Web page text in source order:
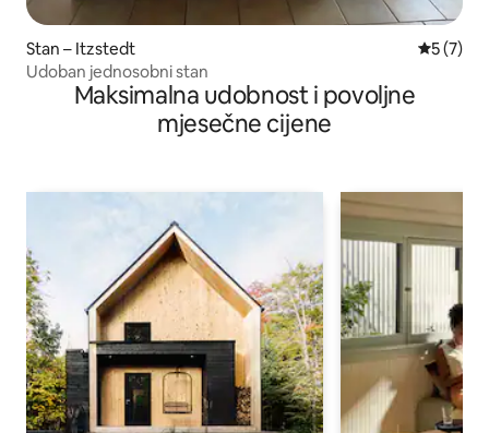
Stan – Itzstedt
5 (7)
Udoban jednosobni stan
Maksimalna udobnost i povoljne
mjesečne cijene